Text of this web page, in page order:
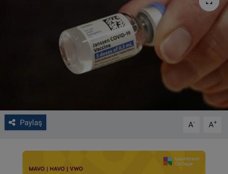
Paylaş A- A+
VIDEO GALERİ
ALGEMENE VOORWAARDEN